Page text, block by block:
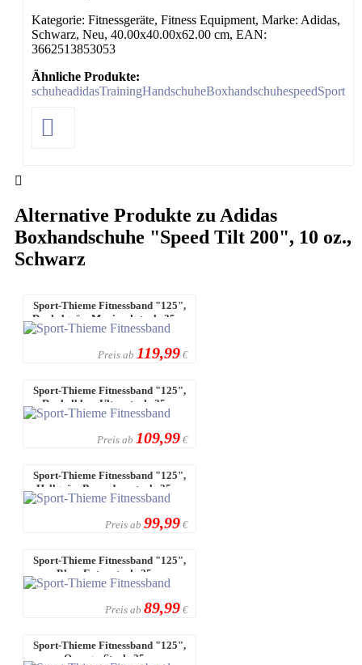
Kategorie: Fitnessgeräte, Fitness Equipment, Marke: Adidas,
Schwarz, Neu, 40.00x40.00x62.00 cm, EAN:
3662513853053
Ähnliche Produkte:
schuheadidasTrainingHandschuheBoxhandschuhespeedSport
Alternative Produkte zu Adidas
Boxhandschuhe "Speed Tilt 200", 10 oz.,
Schwarz
Sport-Thieme Fitnessband "125",
Dunkelgrün, Maximal stark, 25 m
Preis ab 119,99 €
Sport-Thieme Fitnessband "125",
Dunkelblau, Ultra stark, 25 m
Preis ab 109,99 €
Sport-Thieme Fitnessband "125",
Hellgrün, Besonders stark, 25 m
Preis ab 99,99 €
Sport-Thieme Fitnessband "125",
Blau, Extra stark, 25 m
Preis ab 89,99 €
Sport-Thieme Fitnessband "125",
Orange, Stark, 25 m